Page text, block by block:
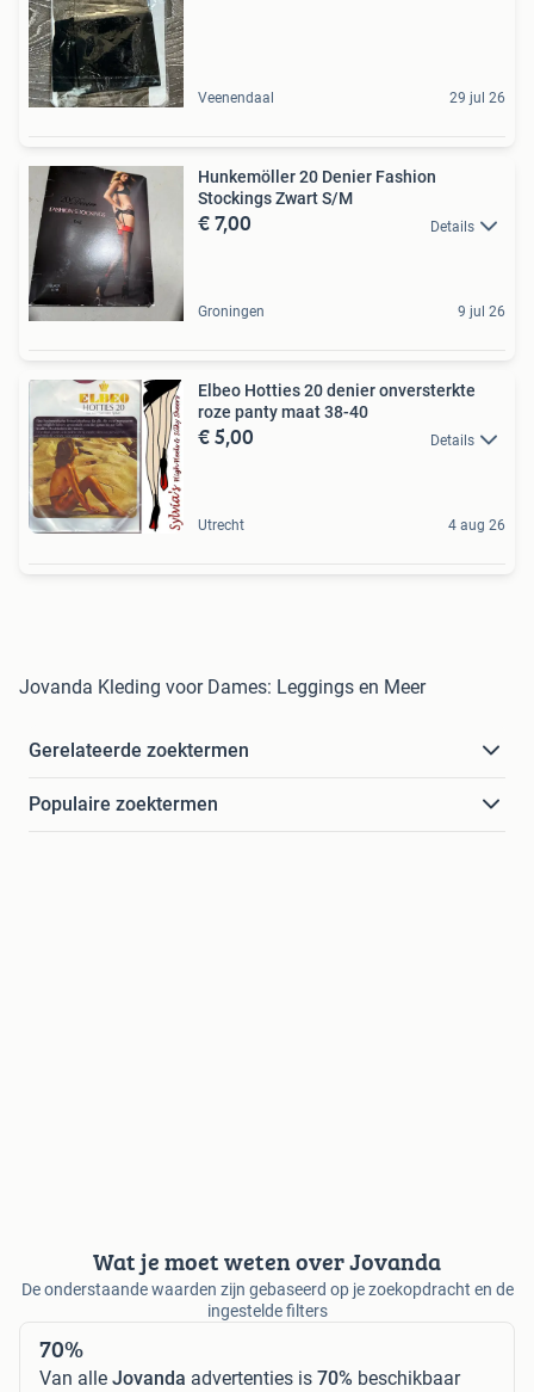
Veenendaal 29 jul 26
Hunkemöller 20 Denier Fashion
Stockings Zwart S/M
€ 7,00 Details
Groningen 9 jul 26
Elbeo Hotties 20 denier onversterkte
roze panty maat 38-40
€ 5,00 Details
Utrecht 4 aug 26
Jovanda Kleding voor Dames: Leggings en Meer
Gerelateerde zoektermen
Populaire zoektermen
Wat je moet weten over Jovanda
De onderstaande waarden zijn gebaseerd op je zoekopdracht en de
ingestelde filters
70%
Van alle Jovanda advertenties is 70% beschikbaar